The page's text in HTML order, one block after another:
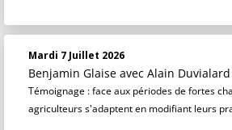
Mardi 7 Juillet 2026
Benjamin Glaise avec Alain Duvialard
Témoignage : face aux périodes de fortes
agriculteurs s'adaptent en modifiant leurs